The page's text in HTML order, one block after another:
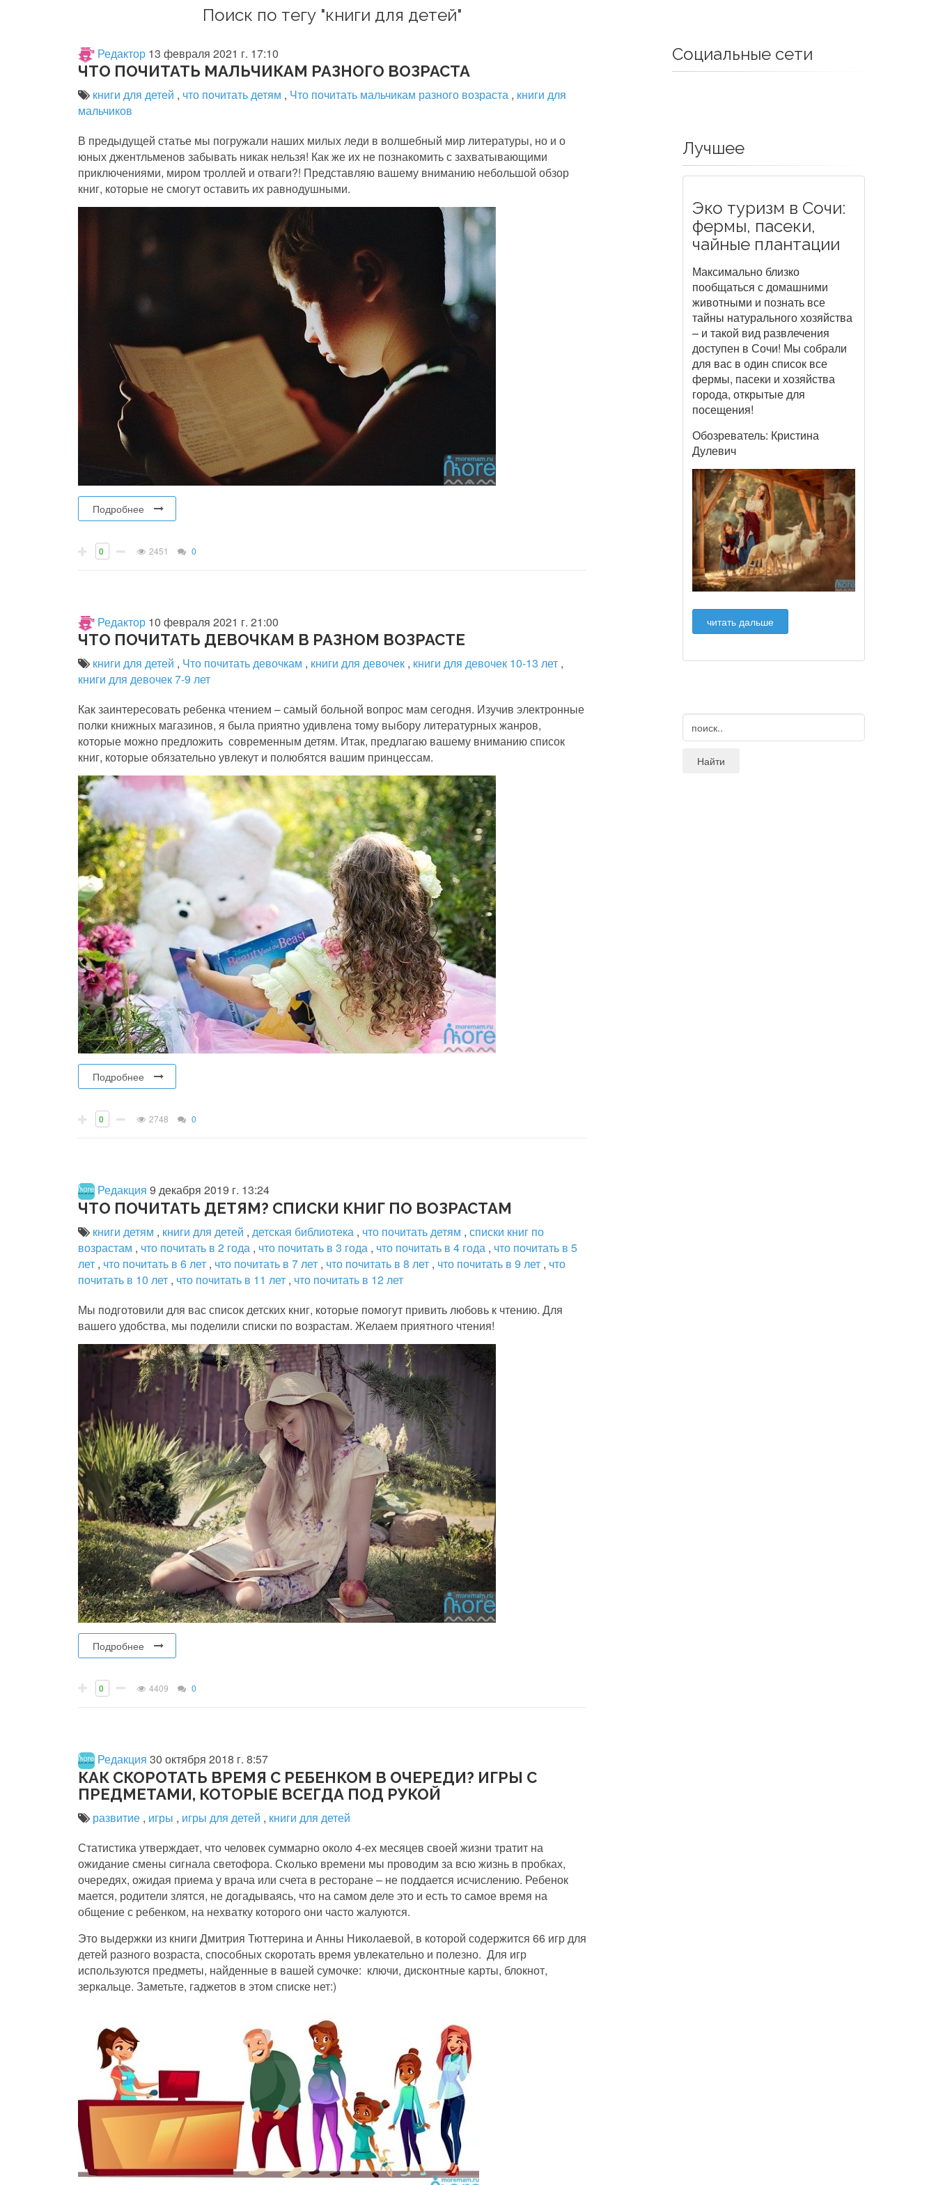
Поиск по тегу "книги для детей"
Редактор 13 февраля 2021 г. 17:10
ЧТО ПОЧИТАТЬ МАЛЬЧИКАМ РАЗНОГО ВОЗРАСТА
книги для детей , что почитать детям , Что почитать мальчикам разного возраста , книги для
мальчиков
В предыдущей статье мы погружали наших милых леди в волшебный мир литературы, но и о
юных джентльменов забывать никак нельзя! Как же их не познакомить с захватывающими
приключениями, миром троллей и отваги?! Представляю вашему вниманию небольшой обзор
книг, которые не смогут оставить их равнодушными.
Подробнее
0 2451 0
Редактор 10 февраля 2021 г. 21:00
ЧТО ПОЧИТАТЬ ДЕВОЧКАМ В РАЗНОМ ВОЗРАСТЕ
книги для детей , Что почитать девочкам , книги для девочек , книги для девочек 10-13 лет ,
книги для девочек 7-9 лет
Как заинтересовать ребенка чтением – самый больной вопрос мам сегодня. Изучив электронные
полки книжных магазинов, я была приятно удивлена тому выбору литературных жанров,
которые можно предложить современным детям. Итак, предлагаю вашему вниманию список
книг, которые обязательно увлекут и полюбятся вашим принцессам.
Подробнее
0 2748 0
Редакция 9 декабря 2019 г. 13:24
ЧТО ПОЧИТАТЬ ДЕТЯМ? СПИСКИ КНИГ ПО ВОЗРАСТАМ
книги детям , книги для детей , детская библиотека , что почитать детям , списки книг по
возрастам , что почитать в 2 года , что почитать в 3 года , что почитать в 4 года , что почитать в 5
лет , что почитать в 6 лет , что почитать в 7 лет , что почитать в 8 лет , что почитать в 9 лет , что
почитать в 10 лет , что почитать в 11 лет , что почитать в 12 лет
Мы подготовили для вас список детских книг, которые помогут привить любовь к чтению. Для
вашего удобства, мы поделили списки по возрастам. Желаем приятного чтения!
Подробнее
0 4409 0
Редакция 30 октября 2018 г. 8:57
КАК СКОРОТАТЬ ВРЕМЯ С РЕБЕНКОМ В ОЧЕРЕДИ? ИГРЫ С
ПРЕДМЕТАМИ, КОТОРЫЕ ВСЕГДА ПОД РУКОЙ
развитие , игры , игры для детей , книги для детей
Статистика утверждает, что человек суммарно около 4-ех месяцев своей жизни тратит на
ожидание смены сигнала светофора. Сколько времени мы проводим за всю жизнь в пробках,
очередях, ожидая приема у врача или счета в ресторане – не поддается исчислению. Ребенок
мается, родители злятся, не догадываясь, что на самом деле это и есть то самое время на
общение с ребенком, на нехватку которого они часто жалуются.
Это выдержки из книги Дмитрия Тюттерина и Анны Николаевой, в которой содержится 66 игр для
детей разного возраста, способных скоротать время увлекательно и полезно. Для игр
используются предметы, найденные в вашей сумочке: ключи, дисконтные карты, блокнот,
зеркальце. Заметьте, гаджетов в этом списке нет:)
Социальные сети
Лучшее
Эко туризм в Сочи:
фермы, пасеки,
чайные плантации
Максимально близко
пообщаться с домашними
животными и познать все
тайны натурального хозяйства
– и такой вид развлечения
доступен в Сочи! Мы собрали
для вас в один список все
фермы, пасеки и хозяйства
города, открытые для
посещения!
Обозреватель: Кристина
Дулевич
читать дальше